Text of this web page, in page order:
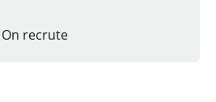
On recrute